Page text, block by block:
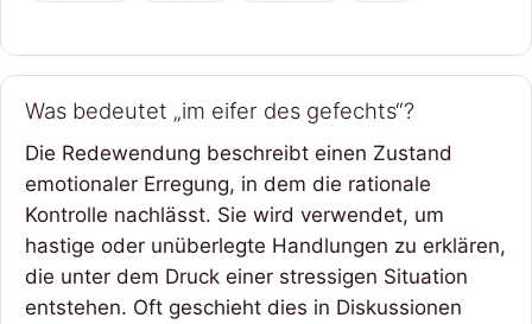
Was bedeutet „im eifer des gefechts“?
Die Redewendung beschreibt einen Zustand
emotionaler Erregung, in dem die rationale
Kontrolle nachlässt. Sie wird verwendet, um
hastige oder unüberlegte Handlungen zu erklären,
die unter dem Druck einer stressigen Situation
entstehen. Oft geschieht dies in Diskussionen